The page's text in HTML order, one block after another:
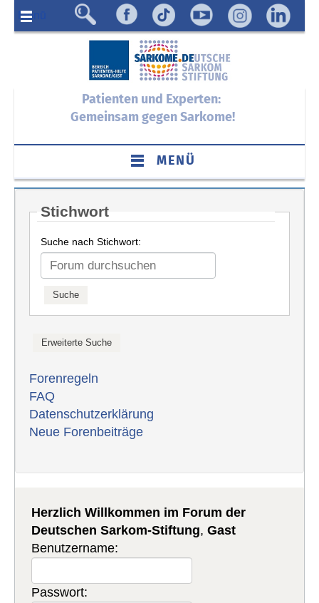
Menü
Patienten und Experten:
Gemeinsam gegen Sarkome!
MENÜ
Stichwort
Suche nach Stichwort:
Forenregeln
FAQ
Datenschutzerklärung
Neue Forenbeiträge
Herzlich Willkommen im Forum der
Deutschen Sarkom-Stiftung,Gast
Benutzername:
Passwort: